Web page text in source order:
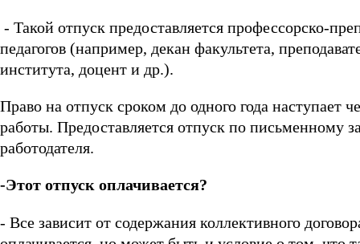
- Такой отпуск предоставляется профессорско-
педагогов (например, декан факультета,
института, доцент и др.).
Право на отпуск сроком до одного года наступает
работы. Предоставляется отпуск по письменному
работодателя.
-Этот отпуск оплачивается?
- Все зависит от содержания коллективного